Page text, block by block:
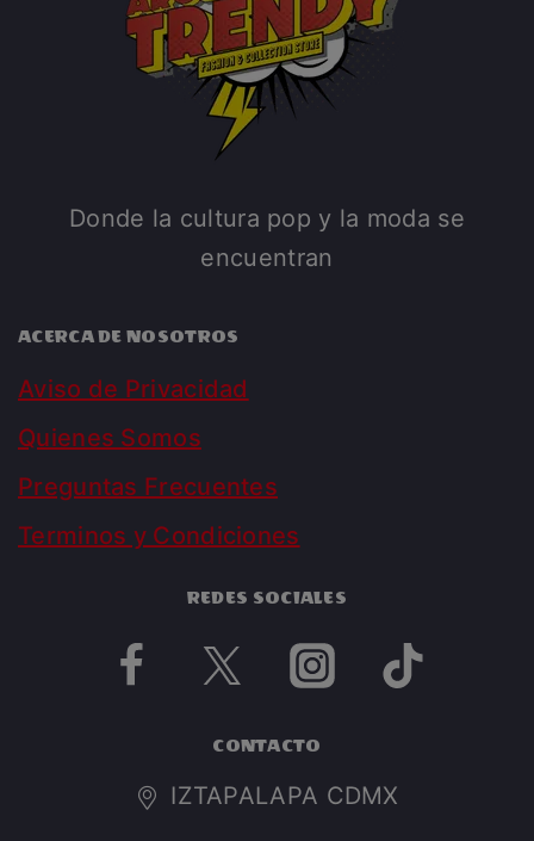
Donde la cultura pop y la moda se
encuentran
ACERCA DE NOSOTROS
Aviso de Privacidad
Quienes Somos
Preguntas Frecuentes
Terminos y Condiciones
REDES SOCIALES
CONTACTO
IZTAPALAPA CDMX